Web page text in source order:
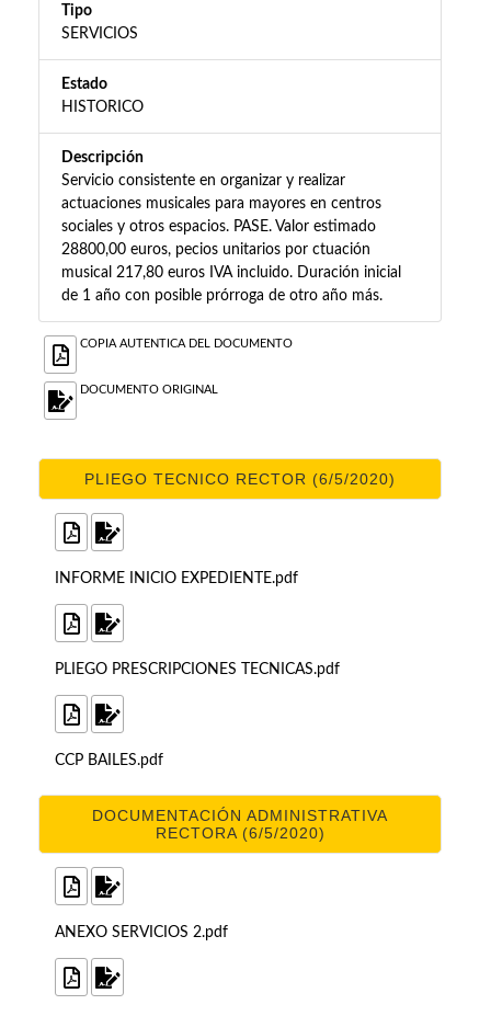
Tipo
SERVICIOS
Estado
HISTORICO
Descripción
Servicio consistente en organizar y realizar
actuaciones musicales para mayores en centros
sociales y otros espacios. PASE. Valor estimado
28800,00 euros, pecios unitarios por ctuación
musical 217,80 euros IVA incluido. Duración inicial
de 1 año con posible prórroga de otro año más.
COPIA AUTENTICA DEL DOCUMENTO
DOCUMENTO ORIGINAL
PLIEGO TECNICO RECTOR (6/5/2020)
INFORME INICIO EXPEDIENTE.pdf
PLIEGO PRESCRIPCIONES TECNICAS.pdf
CCP BAILES.pdf
DOCUMENTACIÓN ADMINISTRATIVA
RECTORA (6/5/2020)
ANEXO SERVICIOS 2.pdf